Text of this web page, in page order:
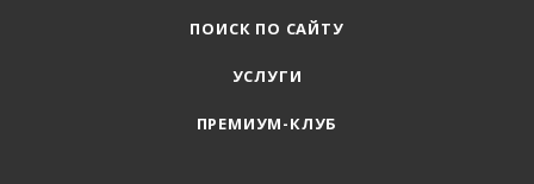
ПОИСК ПО САЙТУ
УСЛУГИ
ПРЕМИУМ-КЛУБ